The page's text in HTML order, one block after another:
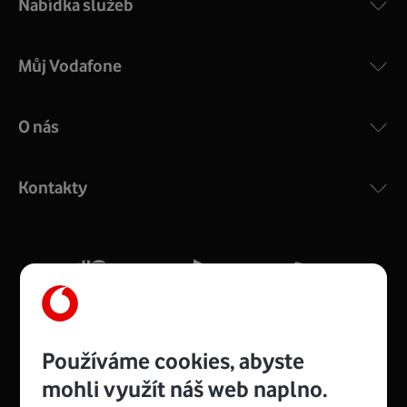
COMPAL CH7465VF
silný signál pro celou domácnost. Kompaktní rozměry 21
Více o COMPAL CH7465VF
Nabídka služeb
Můj Vodafone
O nás
Kontakty
Používáme cookies, abyste
mohli využít náš web naplno.